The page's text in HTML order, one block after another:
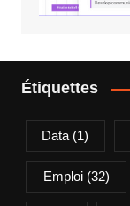
Étiquettes
Data (1)
Emploi(32)